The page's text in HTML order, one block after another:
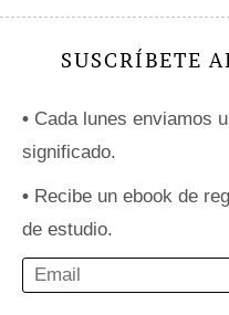
SUSCRÍBETE
• Cada lunes enviamos
significado.
• Recibe un ebook de
de estudio.